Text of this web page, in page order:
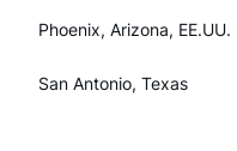
Phoenix, Arizona, EE.UU.
San Antonio, Texas